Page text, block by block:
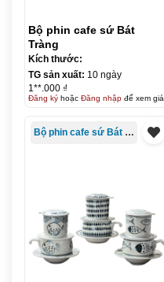
Bộ phin cafe sứ Bát
Tràng
Kích thước:
TG sản xuất: 10 ngày
1**.000 ₫
Đăng kýhoặc Đăng nhậpđể xem giá
Bộ phin cafe sứ Bát Tràng